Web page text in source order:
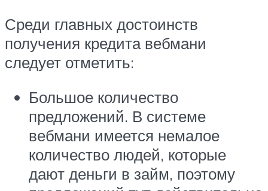
Среди главных достоинств
получения кредита вебмани
следует отметить:
Большое количество
предложений. В системе
вебмани имеется немалое
количество людей, которые
дают деньги в займ, поэтому